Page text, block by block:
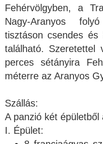
Fehérvölgyben, a
Nagy-Aranyos
tisztáson csendes és
található. Szeretettel
perces sétányira
méterre az Aranyos
Szállás:
A panzió két épületből
I. Épület: